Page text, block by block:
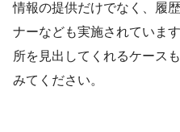
情報の提供だけでなく、履
ナーなども実施されていま
所を見出してくれるケース
みてください。